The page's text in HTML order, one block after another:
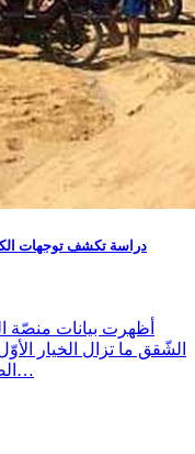
دراسة تكشف توجهات
الشّقق ما تزال الخيار
الصيفية، في حين تواصل جهة الوطن القبلي…